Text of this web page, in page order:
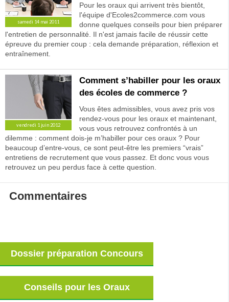
samedi 14 mai 2011
Pour les oraux qui arrivent très bientôt,
l'équipe d'Ecoles2commerce.com vous
donne quelques conseils pour bien préparer
l'entretien de personnalité. Il n'est jamais facile de réussir cette
épreuve du premier coup : cela demande préparation, réflexion et
entraînement.
vendredi 1 juin 2012
Comment s’habiller pour les oraux
des écoles de commerce ?
Vous êtes admissibles, vous avez pris vos
rendez-vous pour les oraux et maintenant,
vous vous retrouvez confrontés à un
dilemme : comment dois-je m’habiller pour ces oraux ? Pour
beaucoup d’entre-vous, ce sont peut-être les premiers “vrais”
entretiens de recrutement que vous passez. Et donc vous vous
retrouvez un peu perdus face à cette question.
Commentaires
Dossier préparation Concours
Conseils pour les Oraux